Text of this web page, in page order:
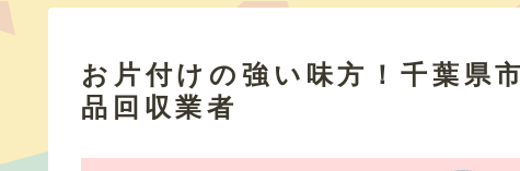
お片付けの強い味方！千葉県
品回収業者